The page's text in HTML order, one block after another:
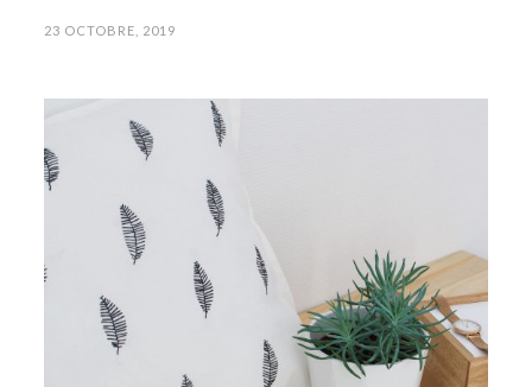
23 OCTOBRE, 2019